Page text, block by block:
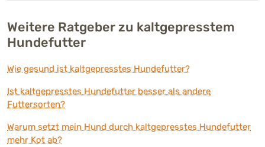
Weitere Ratgeber zu kaltgepresstem
Hundefutter
Wie gesund ist kaltgepresstes Hundefutter?
Ist kaltgepresstes Hundefutter besser als andere
Futtersorten?
Warum setzt mein Hund durch kaltgepresstes Hundefutter
mehr Kot ab?